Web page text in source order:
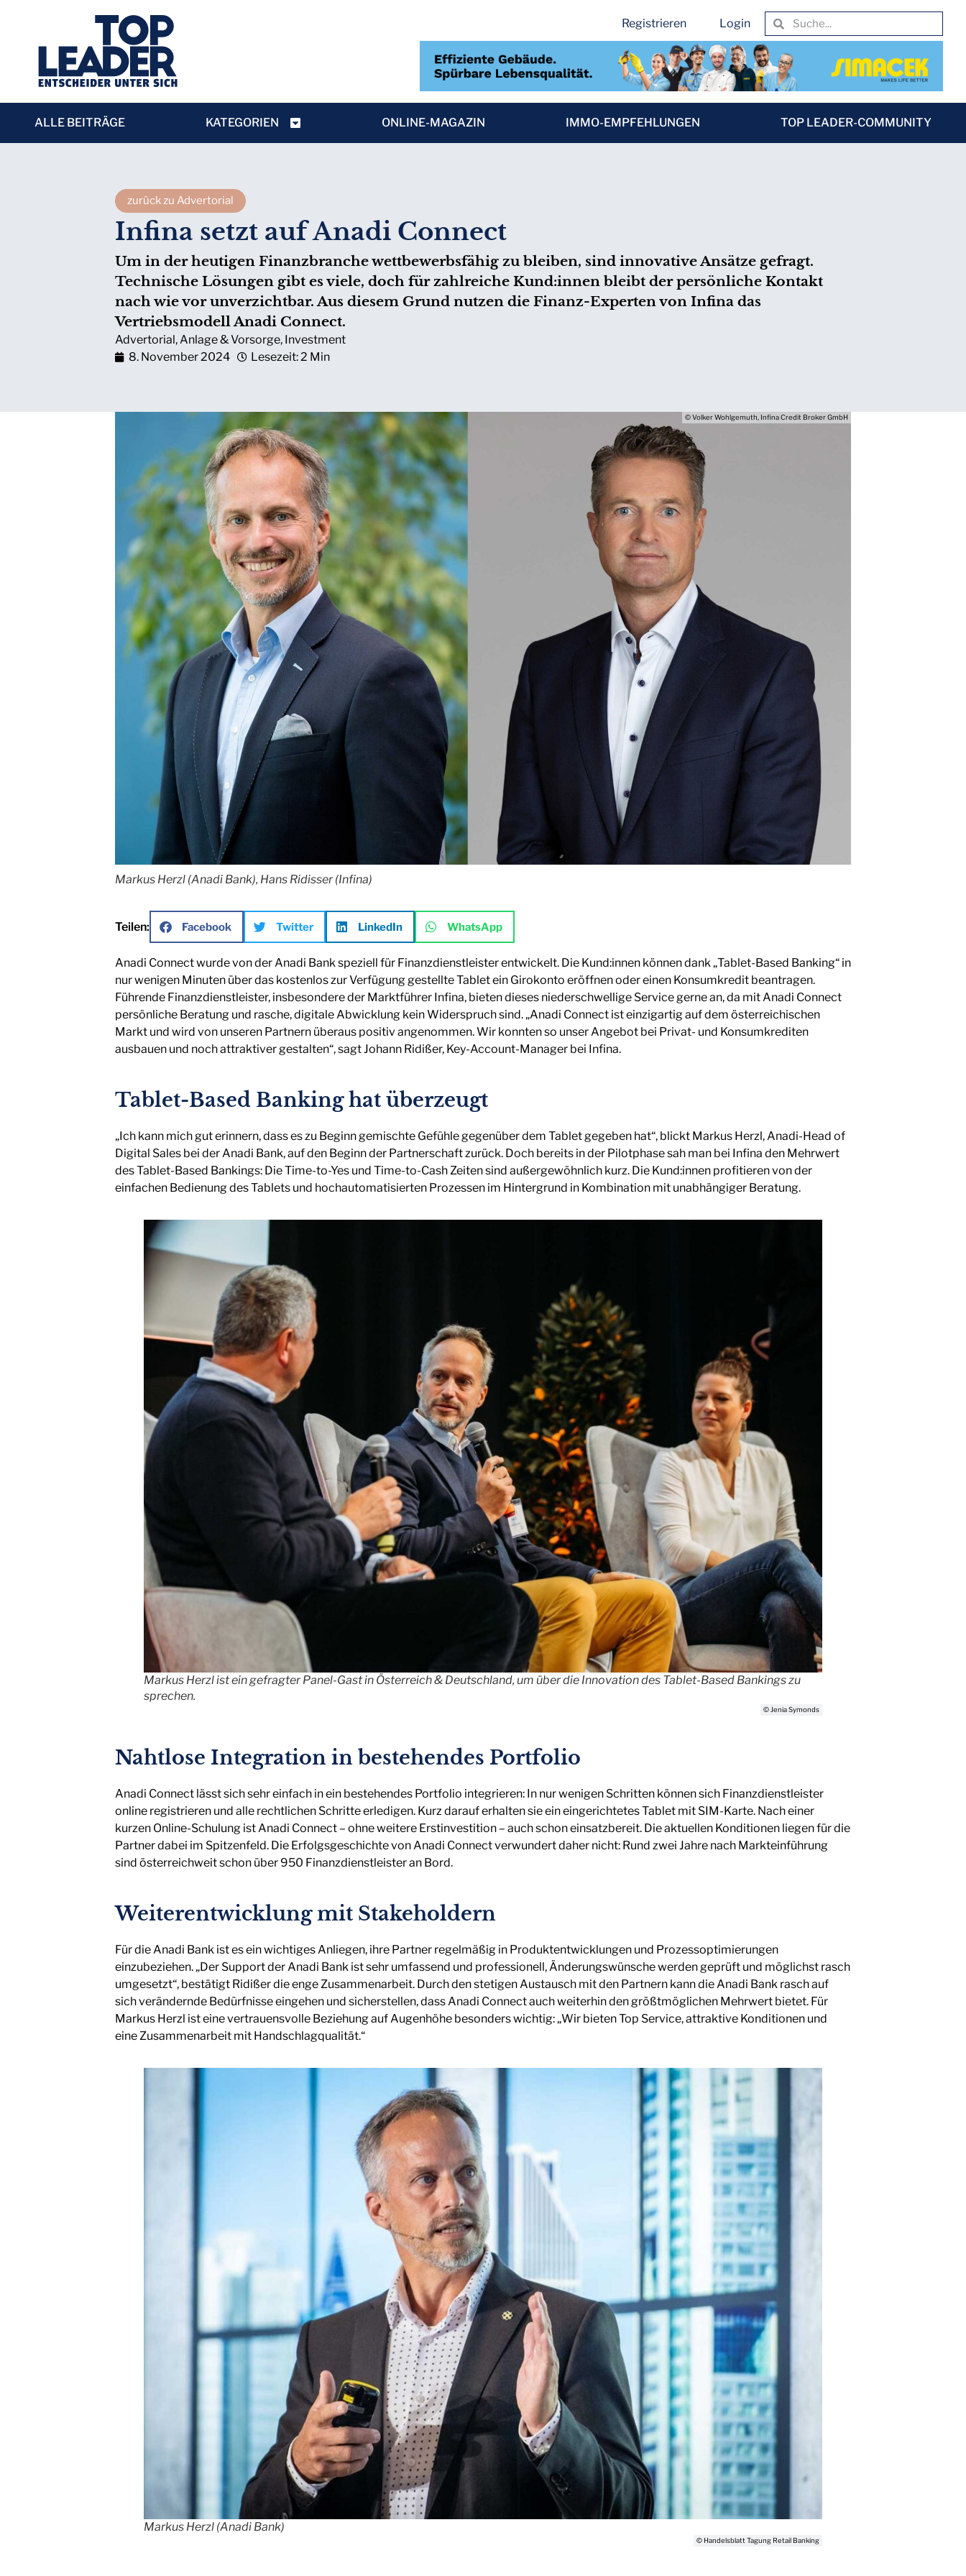
Registrieren Login
ALLE BEITRÄGE KATEGORIEN ONLINE-MAGAZIN IMMO-EMPFEHLUNGEN TOP LEADER-COMMUNITY
zurück zu Advertorial
Infina setzt auf Anadi Connect
Um in der heutigen Finanzbranche wettbewerbsfähig zu bleiben, sind innovative Ansätze gefragt.
Technische Lösungen gibt es viele, doch für zahlreiche Kund:innen bleibt der persönliche Kontakt
nach wie vor unverzichtbar. Aus diesem Grund nutzen die Finanz-Experten von Infina das
Vertriebsmodell Anadi Connect.
Advertorial, Anlage & Vorsorge, Investment
8. November 2024
Lesezeit: 2 Min
© Volker Wohlgemuth, Infina Credit Broker GmbH
Markus Herzl (Anadi Bank), Hans Ridisser (Infina)
Teilen: Facebook Twitter LinkedIn WhatsApp
Anadi Connect wurde von der Anadi Bank speziell für Finanzdienstleister entwickelt. Die Kund:innen können dank „Tablet-Based Banking“ in
nur wenigen Minuten über das kostenlos zur Verfügung gestellte Tablet ein Girokonto eröffnen oder einen Konsumkredit beantragen.
Führende Finanzdienstleister, insbesondere der Marktführer Infina, bieten dieses niederschwellige Service gerne an, da mit Anadi Connect
persönliche Beratung und rasche, digitale Abwicklung kein Widerspruch sind. „Anadi Connect ist einzigartig auf dem österreichischen
Markt und wird von unseren Partnern überaus positiv angenommen. Wir konnten so unser Angebot bei Privat- und Konsumkrediten
ausbauen und noch attraktiver gestalten“, sagt Johann Ridißer, Key-Account-Manager bei Infina.
Tablet-Based Banking hat überzeugt
„Ich kann mich gut erinnern, dass es zu Beginn gemischte Gefühle gegenüber dem Tablet gegeben hat“, blickt Markus Herzl, Anadi-Head of
Digital Sales bei der Anadi Bank, auf den Beginn der Partnerschaft zurück. Doch bereits in der Pilotphase sah man bei Infina den Mehrwert
des Tablet-Based Bankings: Die Time-to-Yes und Time-to-Cash Zeiten sind außergewöhnlich kurz. Die Kund:innen profitieren von der
einfachen Bedienung des Tablets und hochautomatisierten Prozessen im Hintergrund in Kombination mit unabhängiger Beratung.
Markus Herzl ist ein gefragter Panel-Gast in Österreich & Deutschland, um über die Innovation des Tablet-Based Bankings zu
sprechen.
© Jenia Symonds
Nahtlose Integration in bestehendes Portfolio
Anadi Connect lässt sich sehr einfach in ein bestehendes Portfolio integrieren: In nur wenigen Schritten können sich Finanzdienstleister
online registrieren und alle rechtlichen Schritte erledigen. Kurz darauf erhalten sie ein eingerichtetes Tablet mit SIM-Karte. Nach einer
kurzen Online-Schulung ist Anadi Connect – ohne weitere Erstinvestition – auch schon einsatzbereit. Die aktuellen Konditionen liegen für die
Partner dabei im Spitzenfeld. Die Erfolgsgeschichte von Anadi Connect verwundert daher nicht: Rund zwei Jahre nach Markteinführung
sind österreichweit schon über 950 Finanzdienstleister an Bord.
Weiterentwicklung mit Stakeholdern
Für die Anadi Bank ist es ein wichtiges Anliegen, ihre Partner regelmäßig in Produktentwicklungen und Prozessoptimierungen
einzubeziehen. „Der Support der Anadi Bank ist sehr umfassend und professionell, Änderungswünsche werden geprüft und möglichst rasch
umgesetzt“, bestätigt Ridißer die enge Zusammenarbeit. Durch den stetigen Austausch mit den Partnern kann die Anadi Bank rasch auf
sich verändernde Bedürfnisse eingehen und sicherstellen, dass Anadi Connect auch weiterhin den größtmöglichen Mehrwert bietet. Für
Markus Herzl ist eine vertrauensvolle Beziehung auf Augenhöhe besonders wichtig: „Wir bieten Top Service, attraktive Konditionen und
eine Zusammenarbeit mit Handschlagqualität.“
Markus Herzl (Anadi Bank)
© Handelsblatt Tagung Retail Banking